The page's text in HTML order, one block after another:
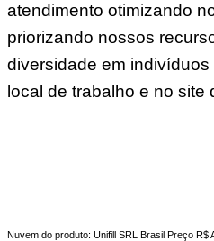
atendimento otimizando
priorizando nossos
diversidade em
local de trabalho e no site
Nuvem do produto: Unifill SRL Brasil Preço R$